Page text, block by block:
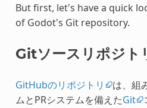
But first, let's have a quick
of Godot's Git repository.
Gitソースリポジト
GitHubのリポジトリ
は、組
ムとPRシステムを備えたGit